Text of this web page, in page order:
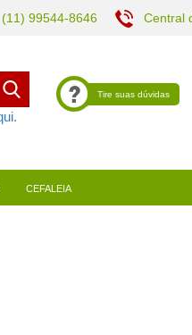
(11) 99544-8646 Central
Tire suas dúvidas
CEFALEIA